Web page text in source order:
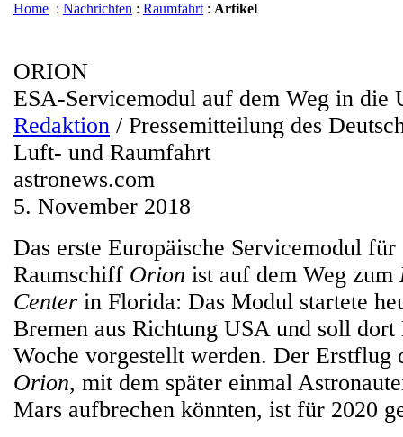
Home : Nachrichten : Raumfahrt : Artikel
ORION
ESA-Servicemodul auf dem Weg in die
Redaktion / Pressemitteilung des
Luft- und Raumfahrt
astronews.com
5. November 2018
Das erste Europäische Servicemodul
Raumschiff Orion ist auf dem Weg zum
Center in Florida: Das Modul startete
Bremen aus Richtung USA und soll dort
Woche vorgestellt werden. Der Erstflug
Orion, mit dem später einmal
Mars aufbrechen könnten, ist für 2020